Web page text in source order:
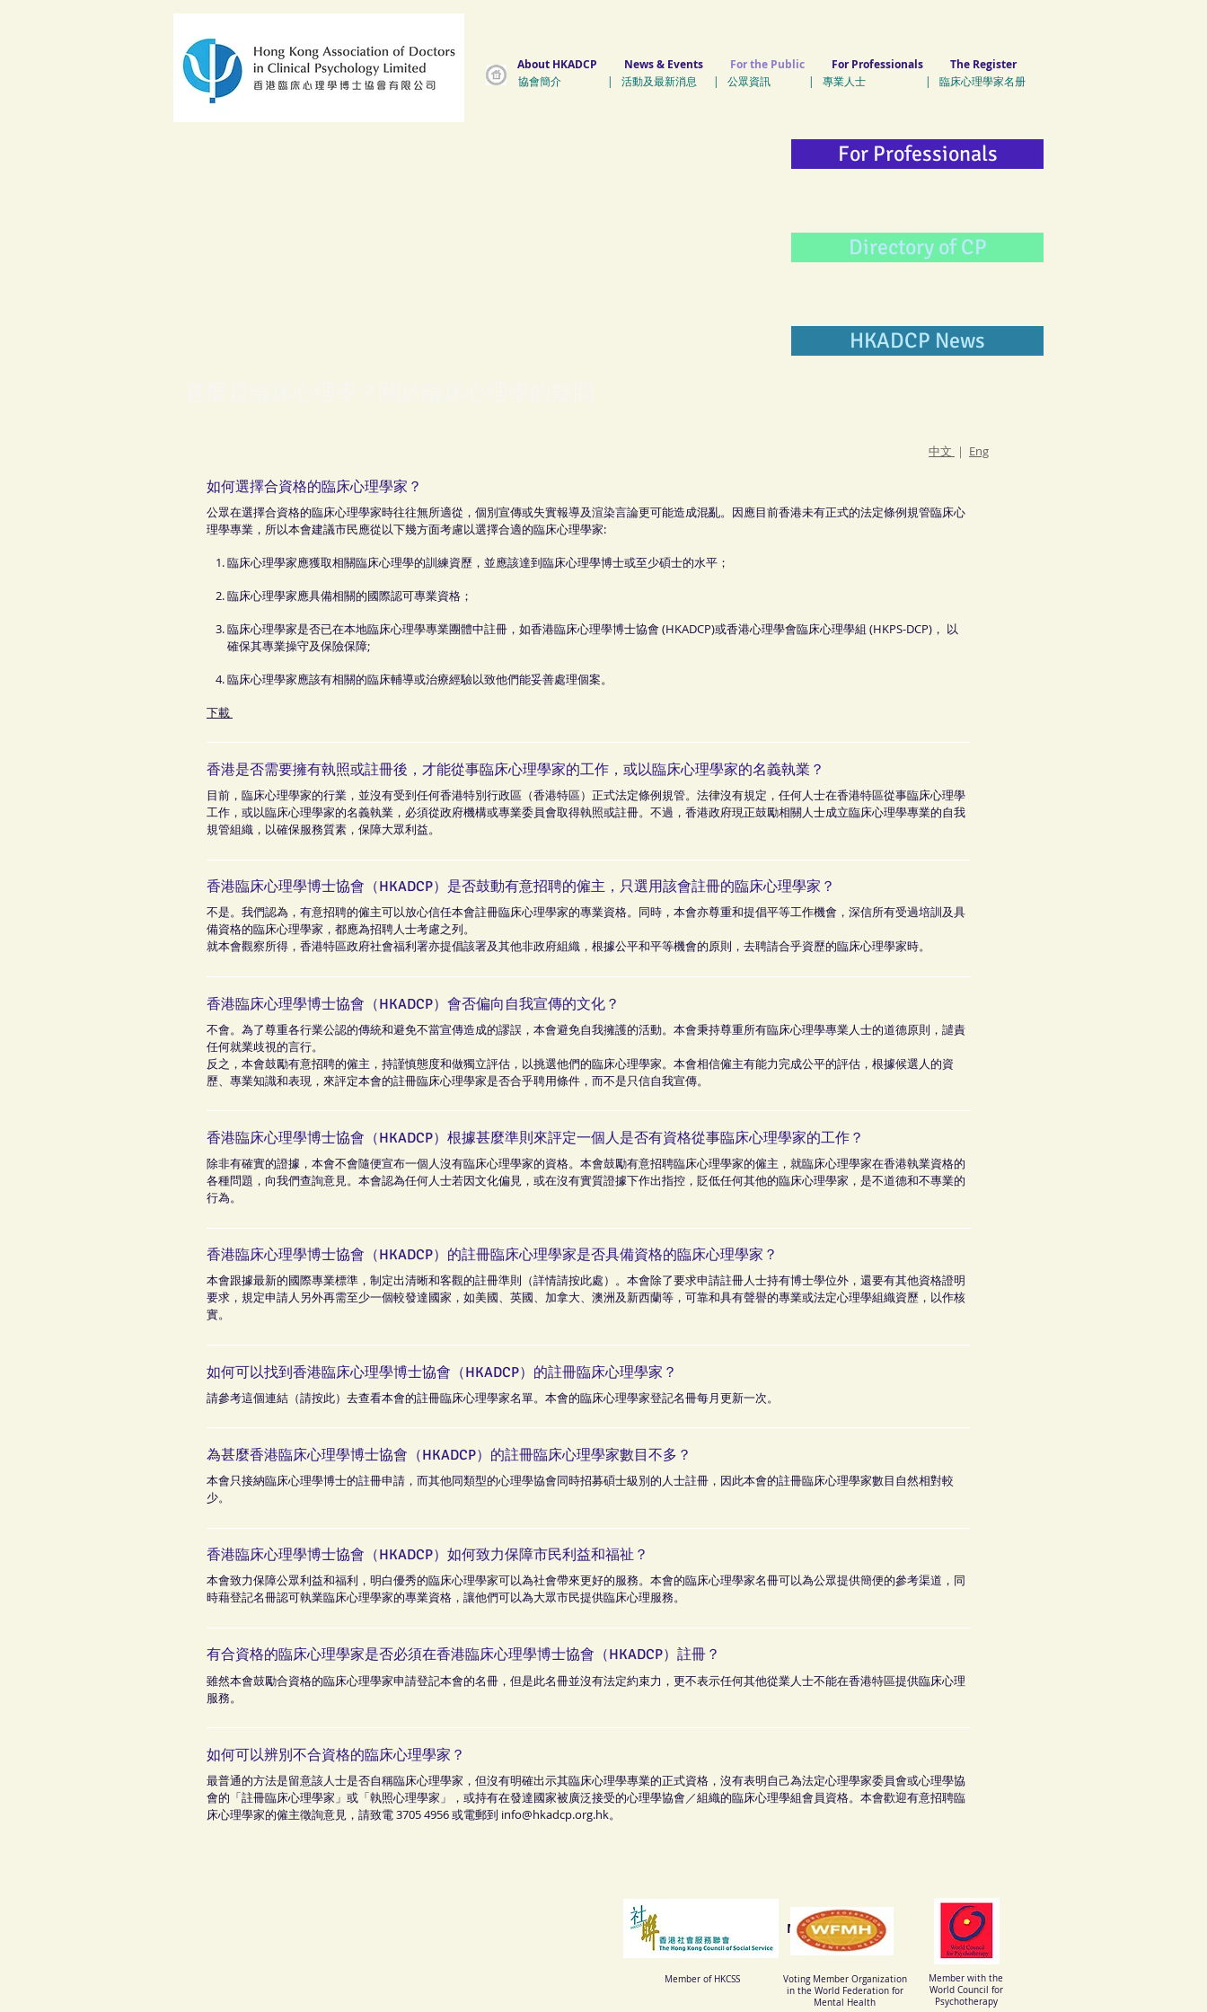
About HKADCP News & Events For the Public For Professionals The Register
協會簡介 | 活動及最新消息 | 公眾資訊 | 專業人士 | 臨床心理學家名册
For Professionals
Directory of CP
HKADCP News
中文 ｜ Eng
如何選擇合資格的臨床心理學家？
公眾在選擇合資格的臨床心理學家時往往無所適從，個別宣傳或失實報導及渲染言論更可能造成混亂。因應目前香港未有正式的法定條例規管臨床心
理學專業，所以本會建議市民應從以下幾方面考慮以選擇合適的臨床心理學家:
臨床心理學家應獲取相關臨床心理學的訓練資歷，並應該達到臨床心理學博士或至少碩士的水平；
臨床心理學家應具備相關的國際認可專業資格；
臨床心理學家是否已在本地臨床心理學專業團體中註冊，如香港臨床心理學博士協會 (HKADCP)或香港心理學會臨床心理學組 (HKPS-DCP)， 以
確保其專業操守及保險保障;
臨床心理學家應該有相關的臨床輔導或治療經驗以致他們能妥善處理個案。
下載
香港是否需要擁有執照或註冊後，才能從事臨床心理學家的工作，或以臨床心理學家的名義執業？
目前，臨床心理學家的行業，並沒有受到任何香港特別行政區（香港特區）正式法定條例規管。法律沒有規定，任何人士在香港特區從事臨床心理學
工作，或以臨床心理學家的名義執業，必須從政府機構或專業委員會取得執照或註冊。不過，香港政府現正鼓勵相關人士成立臨床心理學專業的自我
規管組織，以確保服務質素，保障大眾利益。
香港臨床心理學博士協會（HKADCP）是否鼓動有意招聘的僱主，只選用該會註冊的臨床心理學家？
不是。我們認為，有意招聘的僱主可以放心信任本會註冊臨床心理學家的專業資格。同時，本會亦尊重和提倡平等工作機會，深信所有受過培訓及具
備資格的臨床心理學家，都應為招聘人士考慮之列。
就本會觀察所得，香港特區政府社會福利署亦提倡該署及其他非政府組織，根據公平和平等機會的原則，去聘請合乎資歷的臨床心理學家時。
香港臨床心理學博士協會（HKADCP）會否偏向自我宣傳的文化？
不會。為了尊重各行業公認的傳統和避免不當宣傳造成的謬誤，本會避免自我擁護的活動。本會秉持尊重所有臨床心理學專業人士的道德原則，譴責
任何就業歧視的言行。
反之，本會鼓勵有意招聘的僱主，持謹慎態度和做獨立評估，以挑選他們的臨床心理學家。本會相信僱主有能力完成公平的評估，根據候選人的資
歷、專業知識和表現，來評定本會的註冊臨床心理學家是否合乎聘用條件，而不是只信自我宣傳。
香港臨床心理學博士協會（HKADCP）根據甚麼準則來評定一個人是否有資格從事臨床心理學家的工作？
除非有確實的證據，本會不會隨便宣布一個人沒有臨床心理學家的資格。本會鼓勵有意招聘臨床心理學家的僱主，就臨床心理學家在香港執業資格的
各種問題，向我們查詢意見。本會認為任何人士若因文化偏見，或在沒有實質證據下作出指控，貶低任何其他的臨床心理學家，是不道德和不專業的
行為。
香港臨床心理學博士協會（HKADCP）的註冊臨床心理學家是否具備資格的臨床心理學家？
本會跟據最新的國際專業標準，制定出清晰和客觀的註冊準則（詳情請按此處）。本會除了要求申請註冊人士持有博士學位外，還要有其他資格證明
要求，規定申請人另外再需至少一個較發達國家，如美國、英國、加拿大、澳洲及新西蘭等，可靠和具有聲譽的專業或法定心理學組織資歷，以作核
實。
如何可以找到香港臨床心理學博士協會（HKADCP）的註冊臨床心理學家？
請參考這個連結（請按此）去查看本會的註冊臨床心理學家名單。本會的臨床心理學家登記名冊每月更新一次。
為甚麼香港臨床心理學博士協會（HKADCP）的註冊臨床心理學家數目不多？
本會只接納臨床心理學博士的註冊申請，而其他同類型的心理學協會同時招募碩士級別的人士註冊，因此本會的註冊臨床心理學家數目自然相對較
少。
香港臨床心理學博士協會（HKADCP）如何致力保障市民利益和福祉？
本會致力保障公眾利益和福利，明白優秀的臨床心理學家可以為社會帶來更好的服務。本會的臨床心理學家名冊可以為公眾提供簡便的參考渠道，同
時藉登記名冊認可執業臨床心理學家的專業資格，讓他們可以為大眾市民提供臨床心理服務。
有合資格的臨床心理學家是否必須在香港臨床心理學博士協會（HKADCP）註冊？
雖然本會鼓勵合資格的臨床心理學家申請登記本會的名冊，但是此名冊並沒有法定約束力，更不表示任何其他從業人士不能在香港特區提供臨床心理
服務。
如何可以辨別不合資格的臨床心理學家？
最普通的方法是留意該人士是否自稱臨床心理學家，但沒有明確出示其臨床心理學專業的正式資格，沒有表明自己為法定心理學家委員會或心理學協
會的「註冊臨床心理學家」或「執照心理學家」，或持有在發達國家被廣泛接受的心理學協會／組織的臨床心理學組會員資格。本會歡迎有意招聘臨
床心理學家的僱主徵詢意見，請致電 3705 4956 或電郵到 info@hkadcp.org.hk。
Memberships
Member of HKCSS
Voting Member Organization
in the World Federation for
Mental Health
Member with the
World Council for
Psychotherapy